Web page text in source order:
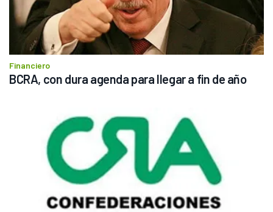
Financiero
BCRA, con dura agenda para llegar a fin de año